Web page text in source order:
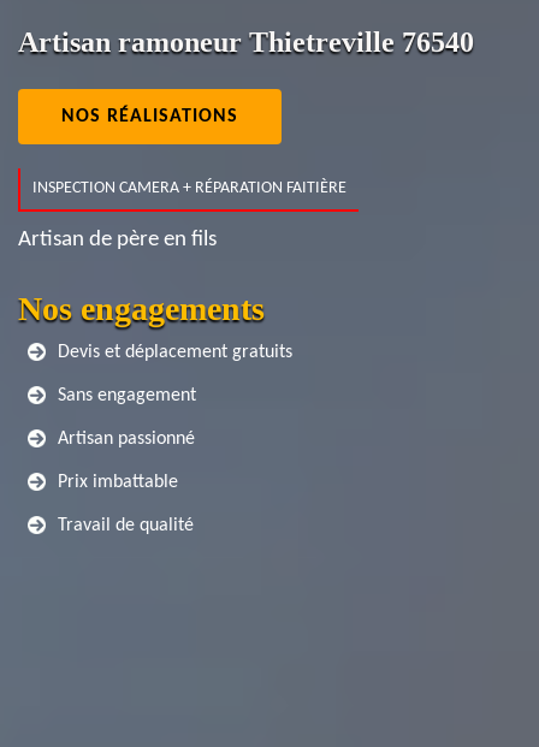
Artisan ramoneur Thietreville 76540
NOS RÉALISATIONS
INSPECTION CAMERA + RÉPARATION FAITIÈRE
Artisan de père en fils
Nos engagements
Devis et déplacement gratuits
Sans engagement
Artisan passionné
Prix imbattable
Travail de qualité